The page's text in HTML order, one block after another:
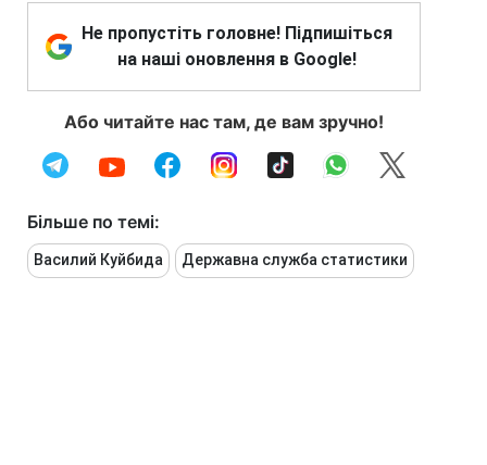
Не пропустіть головне! Підпишіться
на наші оновлення в Google!
Або читайте нас там, де вам зручно!
Більше по темі:
Василий Куйбида Державна служба статистики